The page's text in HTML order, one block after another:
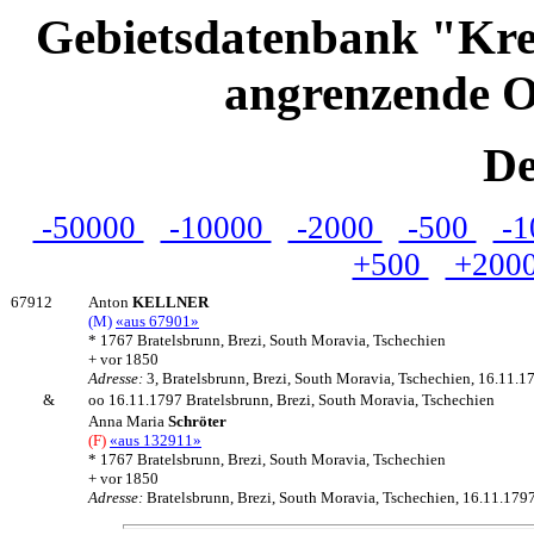
Gebietsdatenbank
angrenzende
-50000 -10000 -2000 -500
-
+500
67912 Anton KELLNER
(M) «aus 67901»
* 1767 Bratelsbrunn, Brezi, South Moravia, Tschechien
+ vor 1850
Adresse: 3, Bratelsbrunn, Brezi, South Moravia, Tschechien,
&
oo 16.11.1797 Bratelsbrunn, Brezi, South Moravia, Tschechien
Anna Maria Schröter
(F) «aus 132911»
* 1767 Bratelsbrunn, Brezi, South Moravia, Tschechien
+ vor 1850
Adresse: Bratelsbrunn, Brezi, South Moravia, Tschechien,